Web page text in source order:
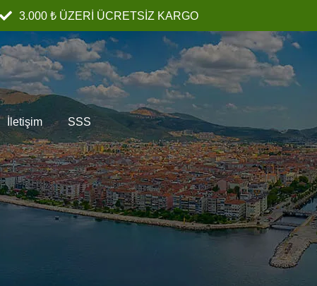
3.000 ₺ ÜZERİ ÜCRETSİZ KARGO
İletişim SSS